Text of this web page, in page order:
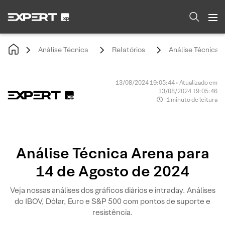
Análise Técnica Relatórios Análise Técnica
13/08/2024 19:05:44 • Atualizado em
13/08/2024 19:05:46
1 minuto de leitura
Análise Técnica Arena para
14 de Agosto de 2024
Veja nossas análises dos gráficos diários e intraday. Análises
do IBOV, Dólar, Euro e S&P 500 com pontos de suporte e
resistência.